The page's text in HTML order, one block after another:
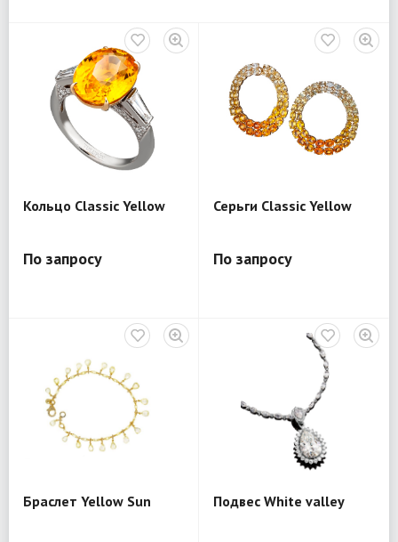
Кольцо Classic Yellow
По запросу
Серьги Classic Yellow
По запросу
Браслет Yellow Sun Подвес White valley